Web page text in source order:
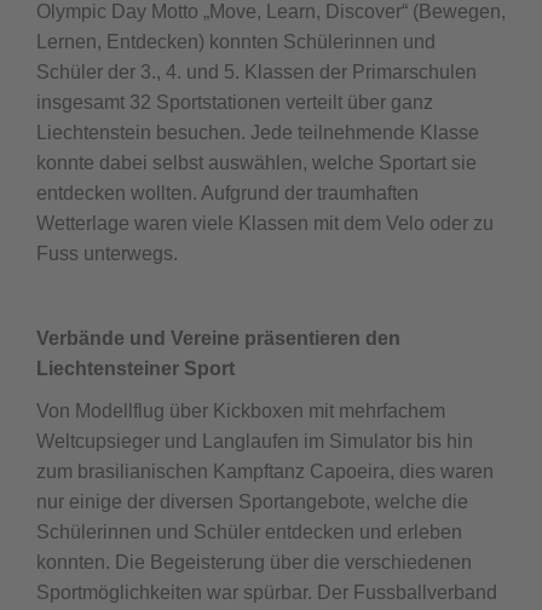
Olympic Day Motto „Move, Learn, Discover“ (Bewegen,
Lernen, Entdecken) konnten Schülerinnen und
Schüler der 3., 4. und 5. Klassen der Primarschulen
insgesamt 32 Sportstationen verteilt über ganz
Liechtenstein besuchen. Jede teilnehmende Klasse
konnte dabei selbst auswählen, welche Sportart sie
entdecken wollten. Aufgrund der traumhaften
Wetterlage waren viele Klassen mit dem Velo oder zu
Fuss unterwegs.
Verbände und Vereine präsentieren den
Liechtensteiner Sport
Von Modellflug über Kickboxen mit mehrfachem
Weltcupsieger und Langlaufen im Simulator bis hin
zum brasilianischen Kampftanz Capoeira, dies waren
nur einige der diversen Sportangebote, welche die
Schülerinnen und Schüler entdecken und erleben
konnten. Die Begeisterung über die verschiedenen
Sportmöglichkeiten war spürbar. Der Fussballverband